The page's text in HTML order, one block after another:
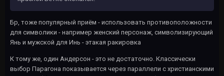
Бр, тоже популярный приём - использовать противоположности
для символики - например женский персонаж, символизирующий
Янь и мужской для Инь - этакая ракировка
К тому же, один Андерсон - это не достаточно. Классически
выбор Парагона показывается через параллели с христианскими